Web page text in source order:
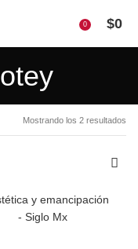
0 $0
Mostrando los 2 resultados